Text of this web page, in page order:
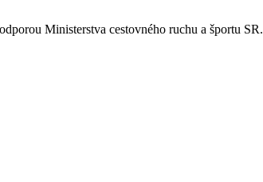
Ministerstva cestovného ruchu a športu SR.